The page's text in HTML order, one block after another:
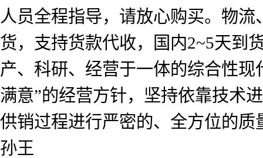
人员全程指导，请放心购买。物
货，支持货款代收，国内2~5天到
产、科研、经营于一体的综合性
满意”的经营方针，坚持依靠技术
供销过程进行严密的、全方位的
孙王